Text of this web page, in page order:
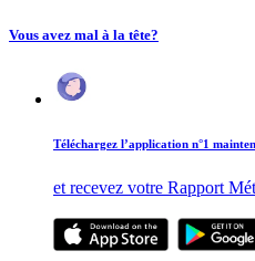
Vous avez mal à la tête?
Téléchargez l’application n°1
et recevez votre Rapport